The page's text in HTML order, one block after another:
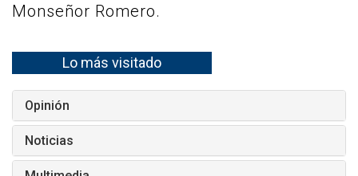
Monseñor Romero.
Lo más visitado
Opinión
Noticias